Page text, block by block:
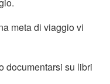
meta di viaggio vi
documentarsi su libri